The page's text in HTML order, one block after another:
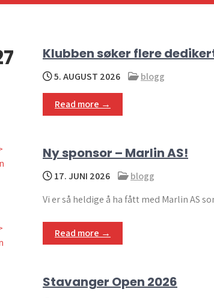
Klubben søker flere
5. AUGUST 2026 blogg
Read more →
Ny sponsor – Marlin AS!
17. JUNI 2026
blogg
Vi er så heldige å ha fått med Marlin AS
Read more →
Stavanger Open 2026